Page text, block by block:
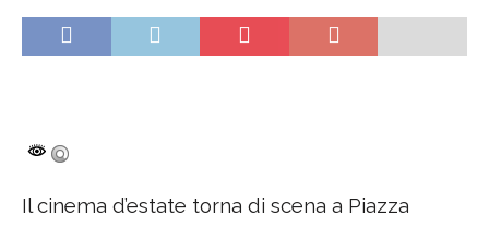
Il cinema d’estate torna di scena a Piazza